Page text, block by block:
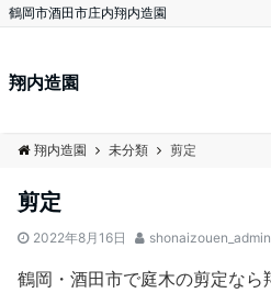
鶴岡市酒田市庄内翔内造園
翔内造園
翔内造園 未分類 剪定
剪定
2022年8月16日 shonaizouen_admin
鶴岡・酒田市で庭木の剪定なら